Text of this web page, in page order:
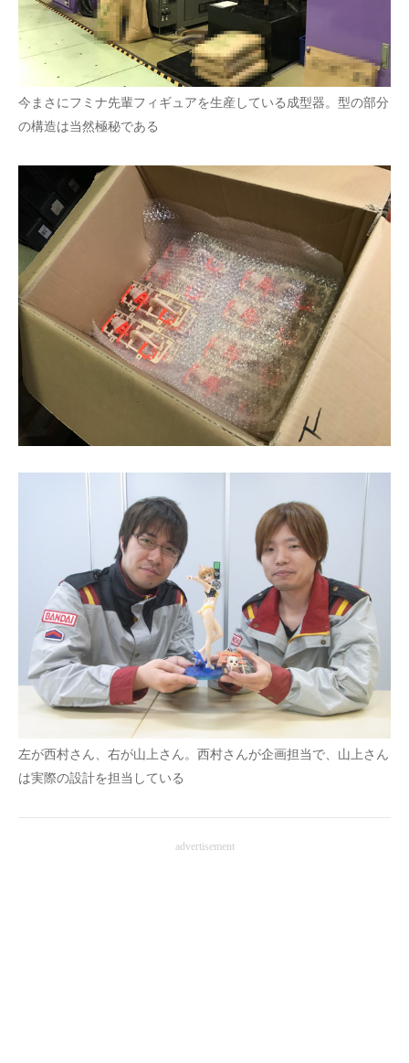
今まさにフミナ先輩フィギュアを生産している成型器。型の部分
の構造は当然極秘である
左が西村さん、右が山上さん。西村さんが企画担当で、山上さん
は実際の設計を担当している
advertisement